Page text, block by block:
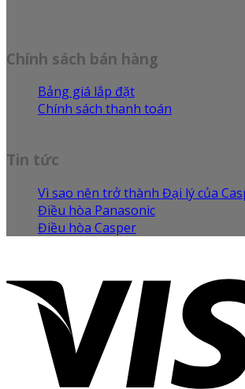
Chính sách bán hàng
Bảng giá lắp đặt
Chính sách thanh toán
Tin tức
Vì sao nên trở thành Đại lý của
Điều hòa Panasonic
Điều hòa Casper